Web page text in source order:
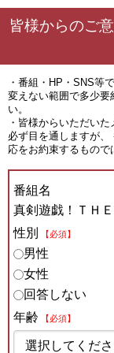
皆様からのご
・番組・HP・SNS等
変えない範囲で多少要
い。
・皆様からいただい
必ず目を通しますが
応をお約束するもので
番組名
真剣遊戯！ＴＨ
性別
【必須】
男性
女性
回答しない
年齢
【必須】